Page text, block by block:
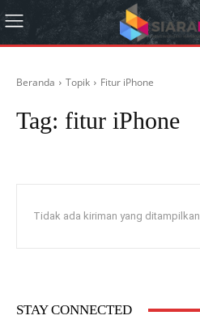
Beranda Topik Fitur iPhone
Tag: fitur iPhone
Tidak ada kiriman yang ditampilkan
STAY CONNECTED